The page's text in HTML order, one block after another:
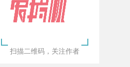
扫描二维码，关注作者